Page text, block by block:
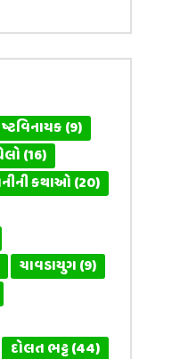
(9)
(16)
કથાઓ(20)
ચાવડાયુગ(9)
દોલત ભટ્ટ(44)